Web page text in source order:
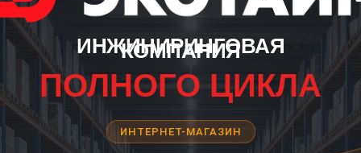
ИНЖИНИРИНГОВАЯ
КОМПАНИЯ
ПОЛНОГО ЦИКЛА
ИНТЕРНЕТ-МАГАЗИН